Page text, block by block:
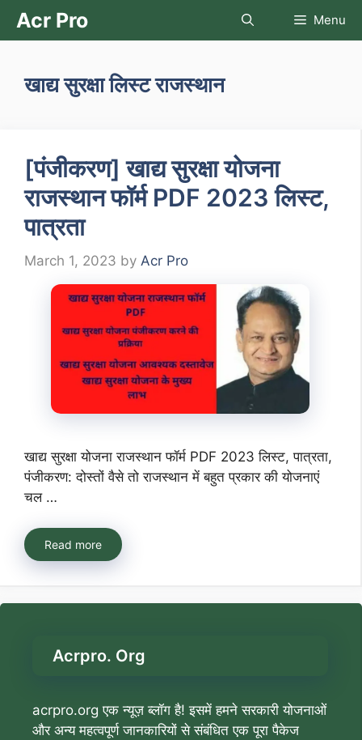
SkipAcr Pro Menu
खाद्य सुरक्षा लिस्ट राजस्थान
[पंजीकरण] खाद्य सुरक्षा योजना
राजस्थान फॉर्म PDF 2023 लिस्ट,
पात्रता
March 1, 2023 by Acr Pro
खाद्य सुरक्षा योजना राजस्थान फॉर्म PDF 2023 लिस्ट, पात्रता,
पंजीकरण: दोस्तों वैसे तो राजस्थान में बहुत प्रकार की योजनाएं
चल …
Read more
Acrpro. Org
acrpro.org एक न्यूज़ ब्लॉग है! इसमें हमने सरकारी योजनाओं
और अन्य महत्वपूर्ण जानकारियों से संबंधित एक पूरा पैकेज